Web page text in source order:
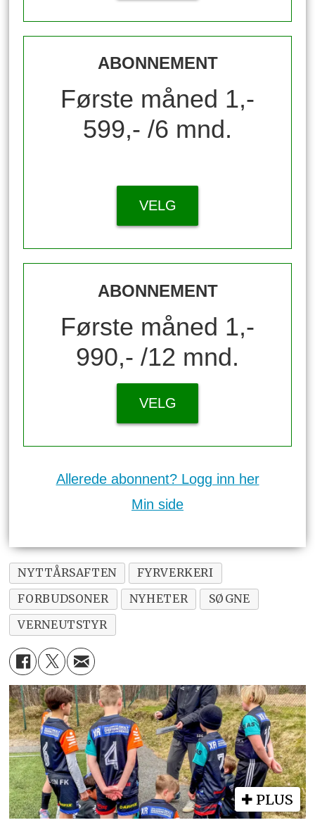
ABONNEMENT
Første måned 1,-
599,- /6 mnd.
VELG
ABONNEMENT
Første måned 1,-
990,- /12 mnd.
VELG
Allerede abonnent? Logg inn her
Min side
NYTTÅRSAFTEN
FYRVERKERI
FORBUDSONER
NYHETER
SØGNE
VERNEUTSTYR
PLUS